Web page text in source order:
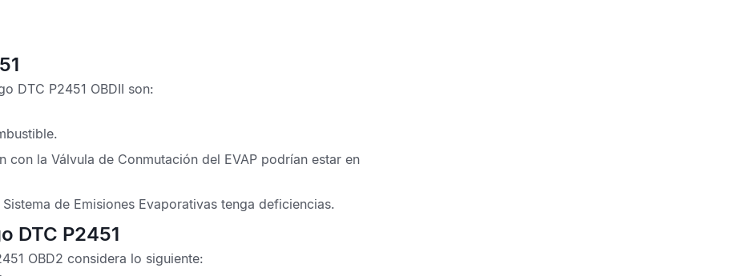
DTC P2451 OBDII son:
con la Válvula de Conmutación del EVAP podrían estar en
Sistema de Emisiones Evaporativas tenga deficiencias.
DTC P2451
OBD2 considera lo siguiente: